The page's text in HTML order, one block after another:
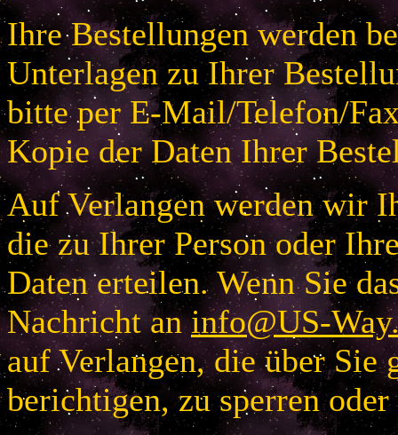
Ihre Bestellungen werden
Unterlagen zu Ihrer
bitte per E-Mail/Telefon/
Kopie der Daten Ihrer
Auf Verlangen werden wir
die zu Ihrer Person oder
Daten erteilen. Wenn Sie
Nachricht aninfo@US-
auf Verlangen, die über Sie
berichtigen, zu sperren